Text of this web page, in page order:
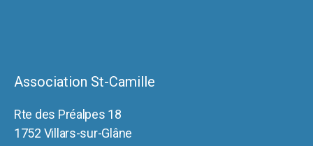
Association St-Camille
Rte des Préalpes 18
1752 Villars-sur-Glâne